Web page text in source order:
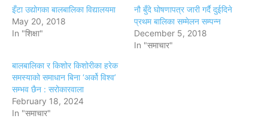
इँटा उद्योगका बालबालिका विद्यालयमा
May 20, 2018
In "शिक्षा"
नौ बुँदे घोषणापत्र जारी गर्दै दुईदिने
प्रथम बालिका सम्मेलन सम्पन्न
December 5, 2018
In "समाचार"
बालबालिका र किशोर किशोरीका हरेक
समस्याको समाधान बिना ‘अर्को विश्व’
सम्भव छैन : सरोकारवाला
February 18, 2024
In "समाचार"